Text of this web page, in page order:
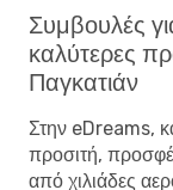
Συμβουλές
καλύτερες
Παγκατιάν
Στην eDreams,
προσιτή,
από χιλιάδες